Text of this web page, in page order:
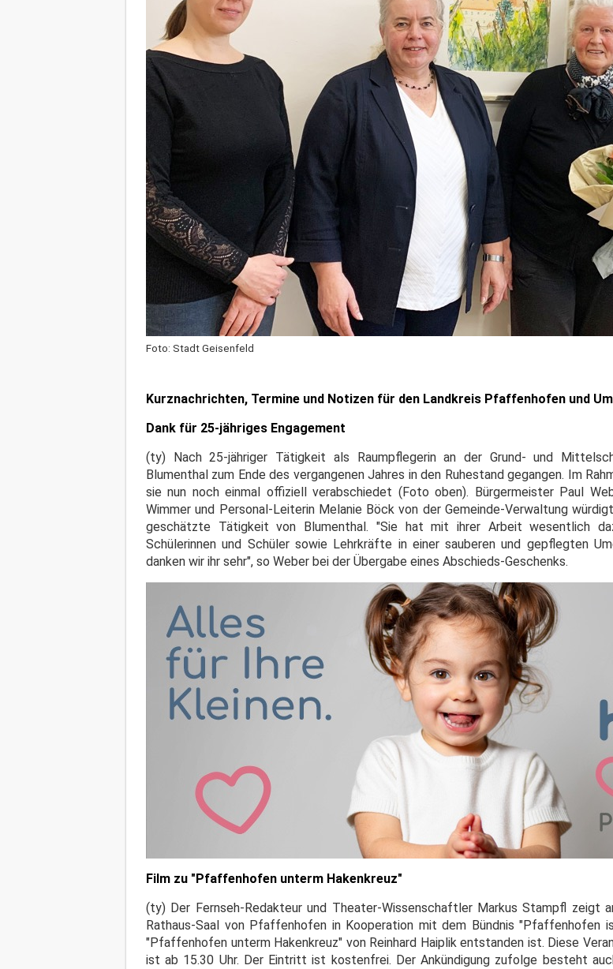
Foto: Stadt Geisenfeld
Kurznachrichten, Termine und Notizen für den Landkreis Pfaffenhofen und
Dank für 25-jähriges Engagement
(ty) Nach 25-jähriger Tätigkeit als Raumpflegerin an der Grund- und
Blumenthal zum Ende des vergangenen Jahres in den Ruhestand gegangen. Im
sie nun noch einmal offiziell verabschiedet (Foto oben). Bürgermeister Paul
Wimmer und Personal-Leiterin Melanie Böck von der Gemeinde-Verwaltung
geschätzte Tätigkeit von Blumenthal. "Sie hat mit ihrer Arbeit wesentlich
Schülerinnen und Schüler sowie Lehrkräfte in einer sauberen und gepflegten
danken wir ihr sehr", so Weber bei der Übergabe eines Abschieds-Geschenks.
Film zu "Pfaffenhofen unterm Hakenkreuz"
(ty) Der Fernseh-Redakteur und Theater-Wissenschaftler Markus Stampfl zeigt
Rathaus-Saal von Pfaffenhofen in Kooperation mit dem Bündnis "Pfaffenhofen
"Pfaffenhofen unterm Hakenkreuz" von Reinhard Haiplik entstanden ist. Diese
ist ab 15.30 Uhr. Der Eintritt ist kostenfrei. Der Ankündigung zufolge besteht